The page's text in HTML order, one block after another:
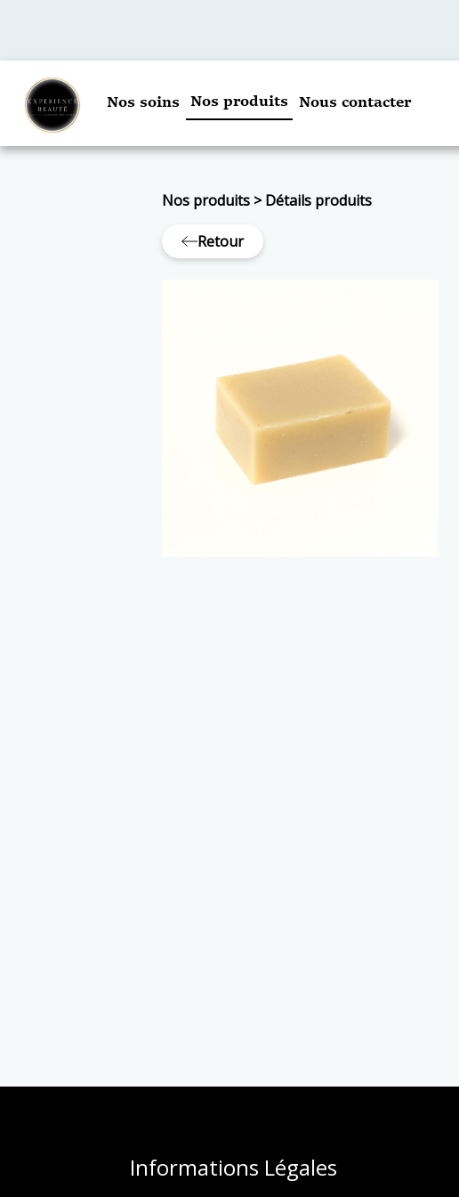
Nos soins Nos produits Nous contacter
Nos produits>Détails produits
Retour
Informations Légales